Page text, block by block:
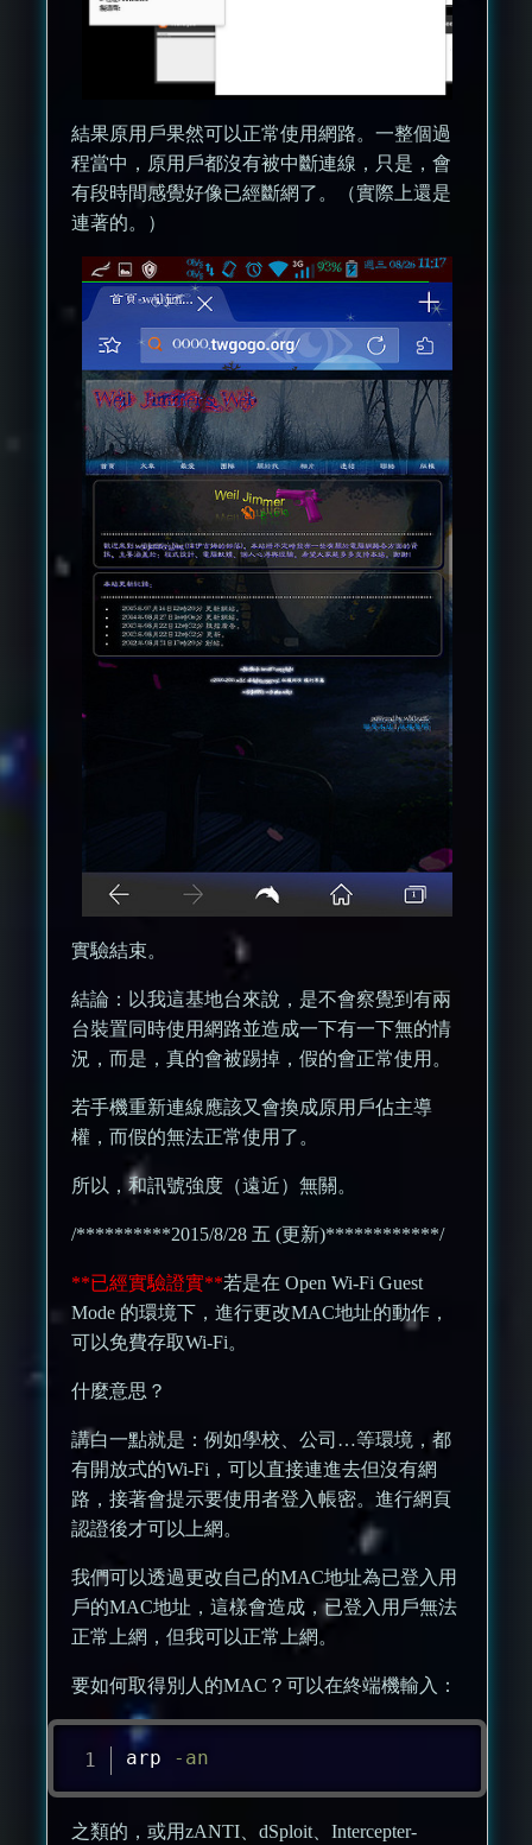
結果原用戶果然可以正常使用網路。一整個過
程當中，原用戶都沒有被中斷連線，只是，會
有段時間感覺好像已經斷網了。（實際上還是
連著的。）
實驗結束。
結論：以我這基地台來說，是不會察覺到有兩
台裝置同時使用網路並造成一下有一下無的情
況，而是，真的會被踢掉，假的會正常使用。
若手機重新連線應該又會換成原用戶佔主導
權，而假的無法正常使用了。
所以，和訊號強度（遠近）無關。
/**********2015/8/28 五 (更新)************/
**已經實驗證實**若是在 Open Wi-Fi Guest
Mode 的環境下，進行更改MAC地址的動作，
可以免費存取Wi-Fi。
什麼意思？
講白一點就是：例如學校、公司…等環境，都
有開放式的Wi-Fi，可以直接連進去但沒有網
路，接著會提示要使用者登入帳密。進行網頁
認證後才可以上網。
我們可以透過更改自己的MAC地址為已登入用
戶的MAC地址，這樣會造成，已登入用戶無法
正常上網，但我可以正常上網。
要如何取得別人的MAC？可以在終端機輸入：
arp -an
之類的，或用zANTI、dSploit、Intercepter-